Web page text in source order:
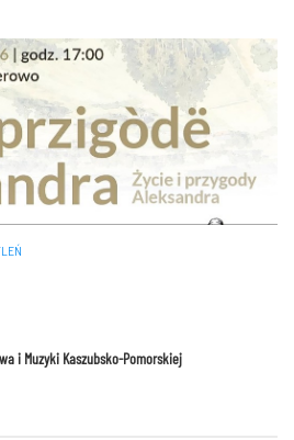
i Muzyki Kaszubsko-Pomorskiej